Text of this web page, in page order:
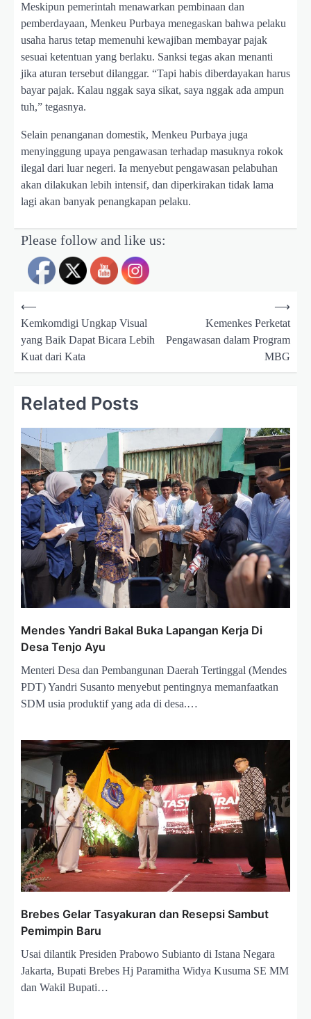
Meskipun pemerintah menawarkan pembinaan dan
pemberdayaan, Menkeu Purbaya menegaskan bahwa pelaku
usaha harus tetap memenuhi kewajiban membayar pajak
sesuai ketentuan yang berlaku. Sanksi tegas akan menanti
jika aturan tersebut dilanggar. “Tapi habis diberdayakan harus
bayar pajak. Kalau nggak saya sikat, saya nggak ada ampun
tuh,” tegasnya.
Selain penanganan domestik, Menkeu Purbaya juga
menyinggung upaya pengawasan terhadap masuknya rokok
ilegal dari luar negeri. Ia menyebut pengawasan pelabuhan
akan dilakukan lebih intensif, dan diperkirakan tidak lama
lagi akan banyak penangkapan pelaku.
Please follow and like us:
p
⟵
Kemkomdigi Ungkap Visual
yang Baik Dapat Bicara Lebih
Kuat dari Kata
Kemenkes Perketat
Pengawasan dalam Program
MBG
⟶
Related Posts
Mendes Yandri Bakal Buka Lapangan Kerja Di
Desa Tenjo Ayu
Menteri Desa dan Pembangunan Daerah Tertinggal (Mendes
PDT) Yandri Susanto menyebut pentingnya memanfaatkan
SDM usia produktif yang ada di desa.…
Brebes Gelar Tasyakuran dan Resepsi Sambut
Pemimpin Baru
Usai dilantik Presiden Prabowo Subianto di Istana Negara
Jakarta, Bupati Brebes Hj Paramitha Widya Kusuma SE MM
dan Wakil Bupati…